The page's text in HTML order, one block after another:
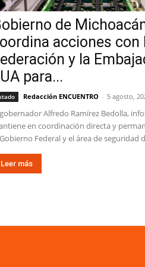
de
acciones con
y la
para...
Redacción ENCUENTRO - 5 agosto,
Alfredo Ramírez Bedolla,
en coordinación directa y
Federal y el área de seguridad
Leer más